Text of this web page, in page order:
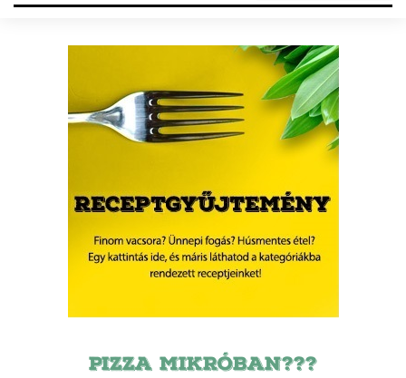
PIZZA MIKRÓBAN???